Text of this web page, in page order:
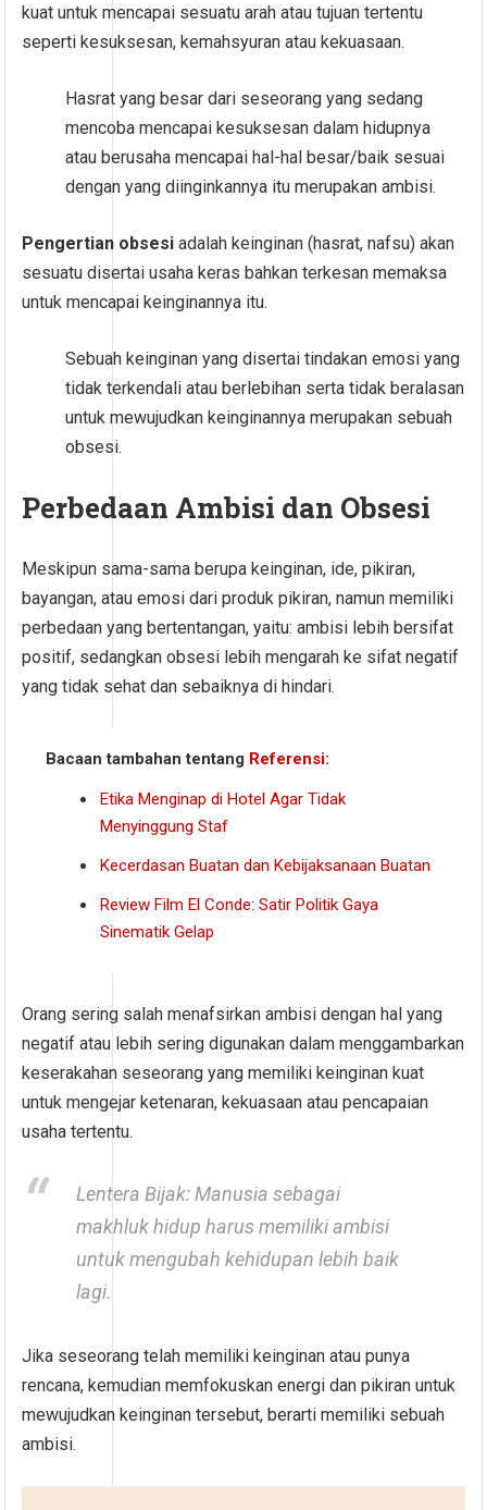
kuat untuk mencapai sesuatu arah atau tujuan tertentu
seperti kesuksesan, kemahsyuran atau kekuasaan.
Hasrat yang besar dari seseorang yang sedang
mencoba mencapai kesuksesan dalam hidupnya
atau berusaha mencapai hal-hal besar/baik sesuai
dengan yang diinginkannya itu merupakan ambisi.
Pengertian obsesi adalah keinginan (hasrat, nafsu) akan
sesuatu disertai usaha keras bahkan terkesan memaksa
untuk mencapai keinginannya itu.
Sebuah keinginan yang disertai tindakan emosi yang
tidak terkendali atau berlebihan serta tidak beralasan
untuk mewujudkan keinginannya merupakan sebuah
obsesi.
Perbedaan Ambisi dan Obsesi
Meskipun sama-sama berupa keinginan, ide, pikiran,
bayangan, atau emosi dari produk pikiran, namun memiliki
perbedaan yang bertentangan, yaitu: ambisi lebih bersifat
positif, sedangkan obsesi lebih mengarah ke sifat negatif
yang tidak sehat dan sebaiknya di hindari.
Bacaan tambahan tentang Referensi:
Etika Menginap di Hotel Agar Tidak
Menyinggung Staf
Kecerdasan Buatan dan Kebijaksanaan Buatan
Review Film El Conde: Satir Politik Gaya
Sinematik Gelap
Orang sering salah menafsirkan ambisi dengan hal yang
negatif atau lebih sering digunakan dalam menggambarkan
keserakahan seseorang yang memiliki keinginan kuat
untuk mengejar ketenaran, kekuasaan atau pencapaian
usaha tertentu.
Lentera Bijak: Manusia sebagai
makhluk hidup harus memiliki ambisi
untuk mengubah kehidupan lebih baik
lagi.
Jika seseorang telah memiliki keinginan atau punya
rencana, kemudian memfokuskan energi dan pikiran untuk
mewujudkan keinginan tersebut, berarti memiliki sebuah
ambisi.